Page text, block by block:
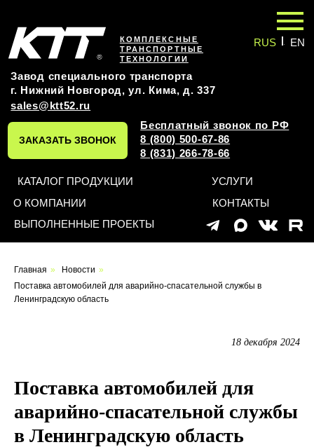
sales@ktt52.ru
Бесплатный звонок по РФ
ЗАКАЗАТЬ ЗВОНОК
КОМПЛЕКСНЫЕ
ТРАНСПОРТНЫЕ
ТЕХНОЛОГИИ
ВЫПОЛНЕННЫЕ ПРОЕКТЫ
УСЛУГИ
О КОМПАНИИ
КОНТАКТЫ
Завод специального транспорта
г. Нижний Новгород, ул. Кима, д. 337
Главная » Новости »
Поставка автомобилей для аварийно-спасательной службы в
Ленинградскую область
18 декабря 2024
Поставка автомобилей для
аварийно-спасательной службы
в Ленинградскую область